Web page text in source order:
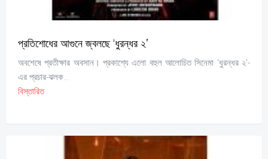
প্রতিশোধের আগুনে জ্বলছে ‘ধুরন্ধর ২’
অবশেষে প্রতীক্ষার অবসান। প্রকাশ্যে এলো বহুল আলোচিত সিনেমা ‘ধুরন্ধর ২’-
এর প্রচার-ঝলক...
বিস্তারিত